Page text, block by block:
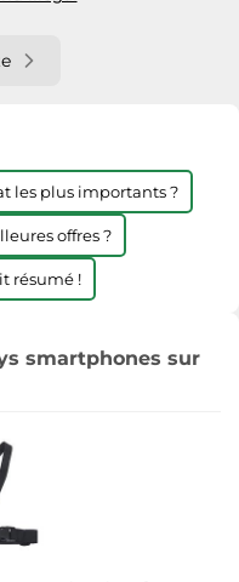
les plus importants ?
offres ?
résumé !
smartphones sur